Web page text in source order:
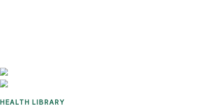
HEALTH LIBRARY